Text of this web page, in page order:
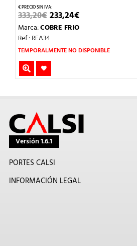
333,20€EL
PRECIO
ORIGINAL
ERA:
333,20€.
233,24€
233,24€.
Marca:COBRE FRIO
Ref.: REA34
TEMPORALMENTE NO DISPONIBLE
Versión 1.6.1
PORTES CALSI
INFORMACIÓN LEGAL